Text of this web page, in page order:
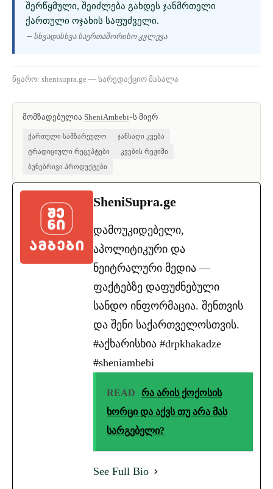
ᲨᲔᲠᲬᲧᲛᲣᲚᲘ, ᲨᲔᲘᲫᲚᲔᲑᲐ ᲒᲐᲮᲓᲔᲡ ᲯᲐᲜᲛᲠᲗᲔᲚᲘ
ᲥᲐᲠᲗᲣᲚᲘ ᲝᲯᲐᲮᲘᲡ ᲡᲐᲤᲣᲫᲕᲔᲚᲘ.
— სხვადასხვა საერთაშორისო კვლევა
წყარო: shenisupra.ge — სარედაქციო მასალა
მომზადებულია SheniAmbebi-ს მიერ
ქართული სამზარეულო
ჯანსაღი კვება
ტრადიციული რეცეპტები
კვების რეჟიმი
ბუნებრივი პროდუქტები
SheniSupra.ge
დამოუკიდებელი,
აპოლიტიკური და
ნეიტრალური მედია —
ფაქტებზე დაფუძნებული
სანდო ინფორმაცია. შენთვის
და შენი საქართველოსთვის.
#აქხარისხია #drpkhakadze
#sheniambebi
READ
რა არის ქოქოსის
ხორცი და აქვს თუ არა მას
სარგებელი?
See Full Bio